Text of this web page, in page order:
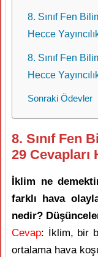
8. Sınıf Fen
Hecce
8. Sınıf Fen
Hecce
Sonraki Ödevler
8. Sınıf Fen
29 Cevapları
İklim ne
farklı hava
nedir?
Cevap: İklim, bir
ortalama hava